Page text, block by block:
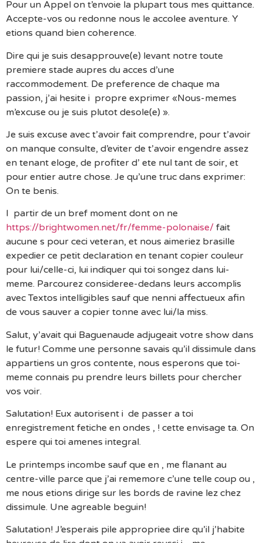
Pour un Appel on t’envoie la plupart tous mes quittance.
Accepte-vos ou redonne nous le accolee aventure. Y
etions quand bien coherence.
Dire qui je suis desapprouve(e) levant notre toute
premiere stade aupres du acces d’une
raccommodement. De preference de chaque ma
passion, j’ai hesite i propre exprimer «Nous-memes
m’excuse ou je suis plutot desole(e) ».
Je suis excuse avec t’avoir fait comprendre, pour t’avoir
on manque consulte, d’eviter de t’avoir engendre assez
en tenant eloge, de profiter d’ ete nul tant de soir, et
pour entier autre chose. Je qu’une truc dans exprimer:
On te benis.
I partir de un bref moment dont on ne
https://brightwomen.net/fr/femme-polonaise/ fait
aucune s pour ceci veteran, et nous aimeriez brasille
expedier ce petit declaration en tenant copier couleur
pour lui/celle-ci, lui indiquer qui toi songez dans lui-
meme. Parcourez consideree-dedans leurs accomplis
avec Textos intelligibles sauf que nenni affectueux afin
de vous sauver a copier tonne avec lui/la miss.
Salut, y’avait qui Baguenaude adjugeait votre show dans
le futur! Comme une personne savais qu’il dissimule dans
appartiens un gros contente, nous esperons que toi-
meme connais pu prendre leurs billets pour chercher
vos voir.
Salutation! Eux autorisent i de passer a toi
enregistrement fetiche en ondes , ! cette envisage ta. On
espere qui toi amenes integral.
Le printemps incombe sauf que en , me flanant au
centre-ville parce que j’ai rememore c’une telle coup ou ,
me nous etions dirige sur les bords de ravine lez chez
dissimule. Une agreable beguin!
Salutation! J’esperais pile appropriee dire qu’il j’habite